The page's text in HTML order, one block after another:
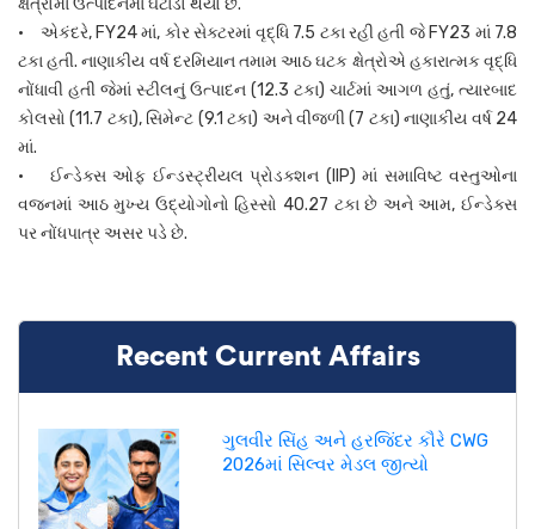
ક્ષેત્રોમાં ઉત્પાદનમાં ઘટાડો થયો છે.
• એકંદરે, FY24 માં, કોર સેક્ટરમાં વૃદ્ધિ 7.5 ટકા રહી હતી જે FY23 માં 7.8
ટકા હતી. નાણાકીય વર્ષ દરમિયાન તમામ આઠ ઘટક ક્ષેત્રોએ હકારાત્મક વૃદ્ધિ
નોંધાવી હતી જેમાં સ્ટીલનું ઉત્પાદન (12.3 ટકા) ચાર્ટમાં આગળ હતું, ત્યારબાદ
કોલસો (11.7 ટકા), સિમેન્ટ (9.1 ટકા) અને વીજળી (7 ટકા) નાણાકીય વર્ષ 24
માં.
• ઈન્ડેક્સ ઓફ ઈન્ડસ્ટ્રીયલ પ્રોડક્શન (IIP) માં સમાવિષ્ટ વસ્તુઓના
વજનમાં આઠ મુખ્ય ઉદ્યોગોનો હિસ્સો 40.27 ટકા છે અને આમ, ઈન્ડેક્સ
પર નોંધપાત્ર અસર પડે છે.
Recent Current Affairs
ગુલવીર સિંહ અને હરજિંદર કૌરે CWG
2026માં સિલ્વર મેડલ જીત્યો